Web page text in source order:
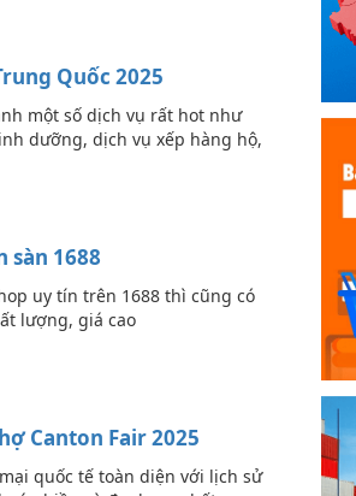
Quốc 2025
một số dịch vụ rất hot như
dưỡng, dịch vụ xếp hàng hộ,
sàn 1688
uy tín trên 1688 thì cũng có
lượng, giá cao
Canton Fair 2025
quốc tế toàn diện với lịch sử